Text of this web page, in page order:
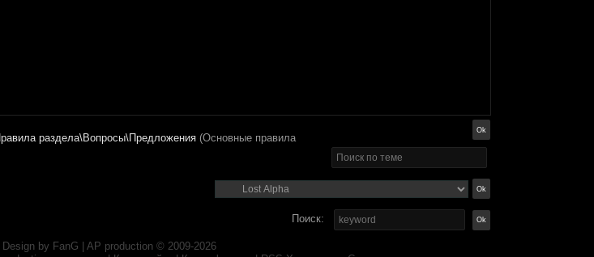
раздела\Вопросы\Предложения (Основные правила
Поиск:
| Design by FanG AP production © 2009-2026